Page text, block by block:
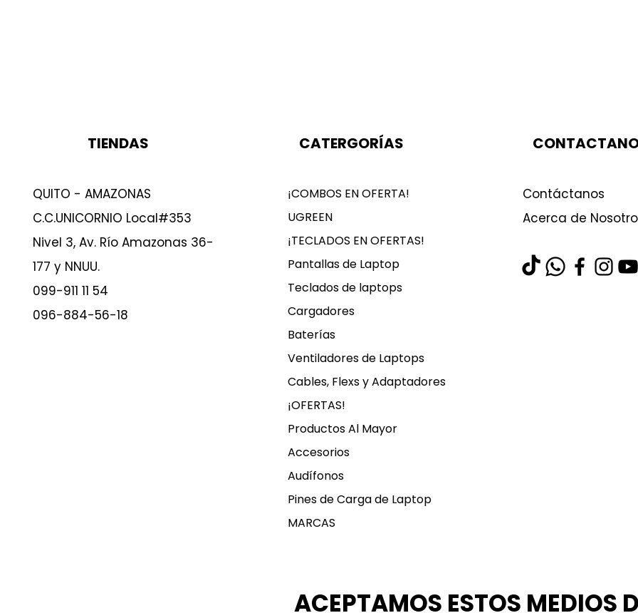
TIENDAS
QUITO - AMAZONAS
C.C.UNICORNIO Local#353
Nivel 3, Av. Río Amazonas 36-
177 y NNUU.
099-911 11 54
096-884-56-18
CATERGORÍAS
¡COMBOS EN OFERTA!
UGREEN
¡TECLADOS EN OFERTAS!
Pantallas de Laptop
Teclados de laptops
Cargadores
Baterías
Ventiladores de Laptops
Cables, Flexs y Adaptadores
¡OFERTAS!
Productos Al Mayor
Accesorios
Audífonos
Pines de Carga de Laptop
MARCAS
Contáctanos
Acerca de
ACEPTAMOS ESTOS MEDIOS